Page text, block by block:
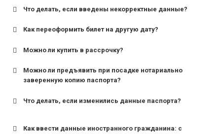
Что делать, если введены некорректные данные?
Как переоформить билет на другую дату?
Можно ли купить в рассрочку?
Можно ли предъявить при посадке нотариально
заверенную копию паспорта?
Что делать, если изменились данные паспорта?
Как ввести данные иностранного гражданина: с